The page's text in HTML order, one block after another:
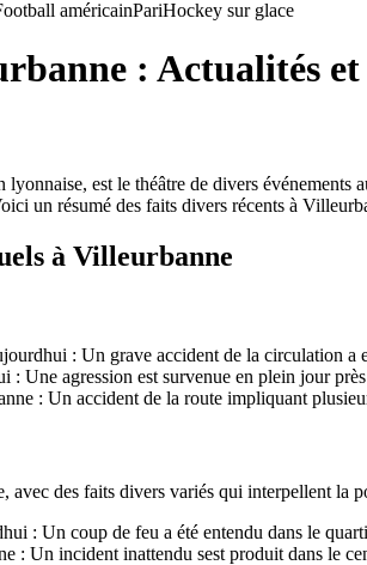
américainPariHockey sur glace
: Actualités
est le théâtre de divers événements
un résumé des faits divers récents à
à Villeurbanne
: Un grave accident de la circulation a
Une agression est survenue en plein jour
: Un accident de la route impliquant
avec des faits divers variés qui interpellent la
: Un coup de feu a été entendu dans le
: Un incident inattendu sest produit dans le